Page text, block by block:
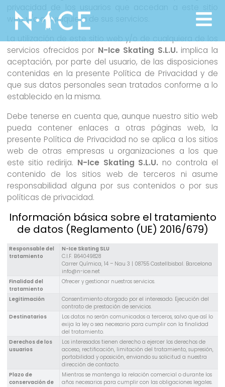
web y/o a cualquiera de sus servicios.
servicios ofrecidos por N-Ice Skating S.L.U.implica la
aceptación, por parte del usuario, de las disposiciones
contenidas en la presente Política de Privacidad y de
que sus datos personales sean tratados conforme a lo
establecido en la misma.
Debe tenerse en cuenta que, aunque nuestro sitio web
pueda contener enlaces a otras páginas web, la
presente Política de Privacidad no se aplica a los sitios
web de otras empresas u organizaciones a los que
este sitio redirija. N-Ice Skating S.L.U. no controla el
contenido de los sitios web de terceros ni asume
responsabilidad alguna por sus contenidos o por sus
políticas de privacidad.
Información básica sobre el tratamiento
de datos (Reglamento (UE) 2016/679)
Responsable del
tratamiento
N-Ice Skating SLU
C.I.F. B64049828
Carrer Química, 14 – Nau 3 | 08755 Castellbisbal. Barcelona
info@n-ice.net
Finalidad del
tratamiento
Ofrecer y gestionar nuestros servicios.
Legitimación Consentimiento otorgado por el interesado. Ejecución del
contrato de prestación de servicios.
Destinatarios
Los datos no serán comunicados a terceros, salvo que así lo
exija la ley o sea necesario para cumplir con la finalidad
del tratamiento.
Derechos de los
usuarios
Los interesados tienen derecho a ejercer los derechos de
acceso, rectificación, limitación del tratamiento, supresión,
portabilidad y oposición, enviando su solicitud a nuestra
dirección de contacto.
Plazo de
conservación de
Mientras se mantenga la relación comercial o durante los
años necesarios para cumplir con las obligaciones legales.